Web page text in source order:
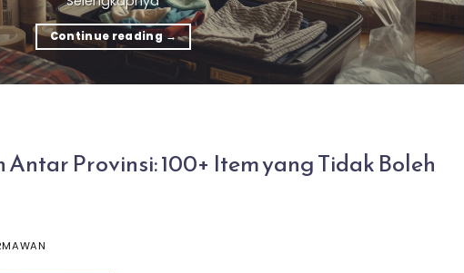
Continue reading→
Provinsi: 100+ Item yang Tidak Boleh